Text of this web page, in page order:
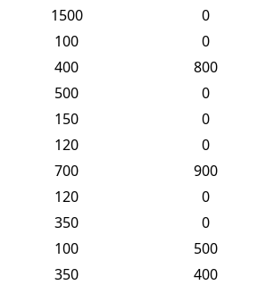
1500
0
100
0
400
800
500
0
150
0
120
0
700
900
120
0
350
0
100
500
350
400